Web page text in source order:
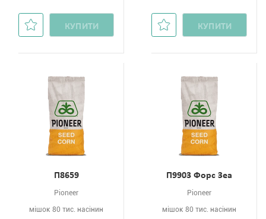
КУПИТИ КУПИТИ
П8659
Pioneer
мішок 80 тис. насінин
П9903 Форс Зеа
Pioneer
мішок 80 тис. насінин